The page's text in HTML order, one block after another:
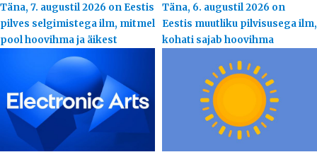
Täna, 7. augustil 2026 on Eestis
pilves selgimistega ilm, mitmel
pool hoovihma ja äikest
Täna, 6. augustil 2026 on
Eestis muutliku pilvisusega ilm,
kohati sajab hoovihma